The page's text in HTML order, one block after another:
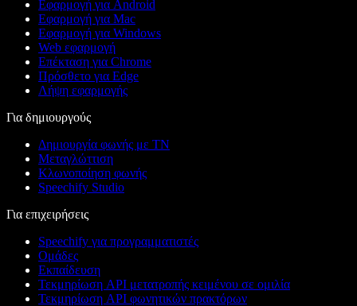
Εφαρμογή για Android
Εφαρμογή για Mac
Εφαρμογή για Windows
Web εφαρμογή
Επέκταση για Chrome
Πρόσθετο για Edge
Λήψη εφαρμογής
Για δημιουργούς
Δημιουργία φωνής με ΤΝ
Μεταγλώττιση
Κλωνοποίηση φωνής
Speechify Studio
Για επιχειρήσεις
Speechify για προγραμματιστές
Ομάδες
Εκπαίδευση
Τεκμηρίωση API μετατροπής κειμένου σε ομιλία
Τεκμηρίωση API φωνητικών πρακτόρων